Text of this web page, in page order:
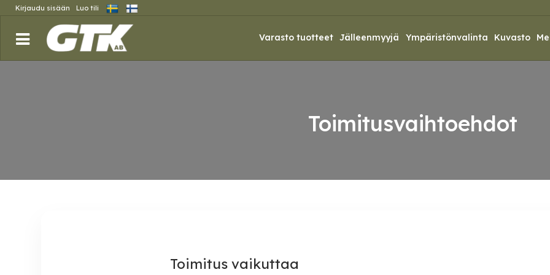
Kirjaudu sisään Luo tili
Varasto tuotteet Jälleenmyyjä Ympäristönvalinta Kuvasto
Toimitusvaihtoehdot
Toimitus vaikuttaa